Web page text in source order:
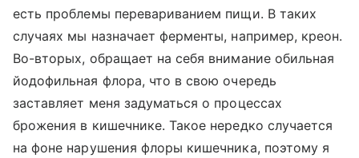
есть проблемы перевариванием пищи. В таких
случаях мы назначает ферменты, например, креон.
Во-вторых, обращает на себя внимание обильная
йодофильная флора, что в свою очередь
заставляет меня задуматься о процессах
брожения в кишечнике. Такое нередко случается
на фоне нарушения флоры кишечника, поэтому я